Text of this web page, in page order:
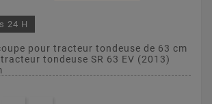
24 H
pour tracteur tondeuse de 63 cm
tondeuse SR 63 EV (2013)